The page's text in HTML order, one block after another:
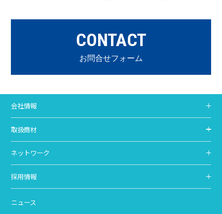
CONTACT
お問合せフォーム
会社情報
取扱商材
ネットワーク
採用情報
ニュース